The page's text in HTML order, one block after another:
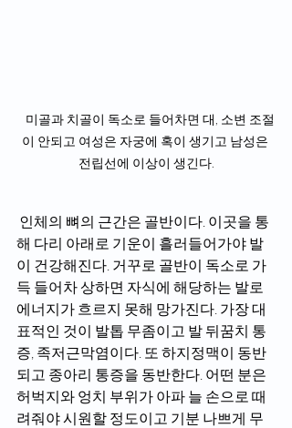
이 안되고 여성은 자궁에 혹이 생기고 남성은
전립선에 이상이 생긴다.
해 다리 아래로 기운이 흘러들어가야 발
이 건강해진다. 거꾸로 골반이 독소로 가
득 들어차 상하면 자식에 해당하는 발로
에너지가 흐르지 못해 망가진다. 가장 대
표적인 것이 발톱 무좀이고 발 뒤꿈치 통
증, 족저근막염이다. 또 하지정맥이 동반
되고 종아리 통증을 동반한다. 어떤 분은
허벅지와 엉치 부위가 아파 늘 손으로 때
려줘야 시원할 정도이고 기분 나쁘게 무